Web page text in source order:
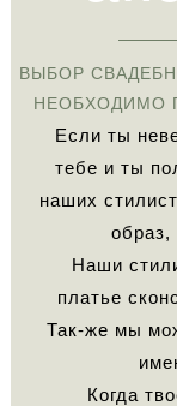
ВЫБОР
НЕОБХОДИМО
Если ты
тебе и ты
наших
образ,
Наши
платье
Так-же мы
Когда